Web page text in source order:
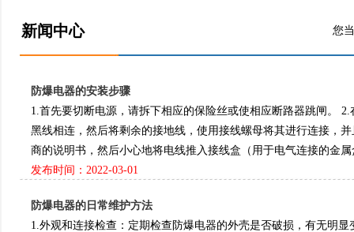
新闻中心 您
防爆电器的安装步骤
1.首先要切断电源，请拆下相应的保险丝或使相应断路器跳闸。 2.在
黑线相连，然后将剩余的接地线，使用接线螺母将其进行连接，
商的说明书，然后小心地将电线推入接线盒（用于电气连接的金属
发布时间：2022-03-01
防爆电器的日常维护方法
1.外观和连接检查‌：定期检查防爆电器的外壳是否破损，有无明显